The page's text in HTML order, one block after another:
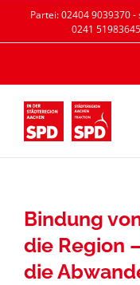
Partei: 02404 9039370
0241
Bindung
die Region
die